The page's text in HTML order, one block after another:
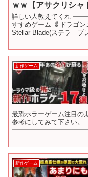
ｗｗ【アサクリシャ
詳しい人教えてく
すすめゲーム 🥬ドラゴ
Stellar Blade(ステラ―ブ
新作ゲーム
最恐ホラーゲーム注目の
参考にしてみて下さい。
を網羅できます！
新作ゲーム